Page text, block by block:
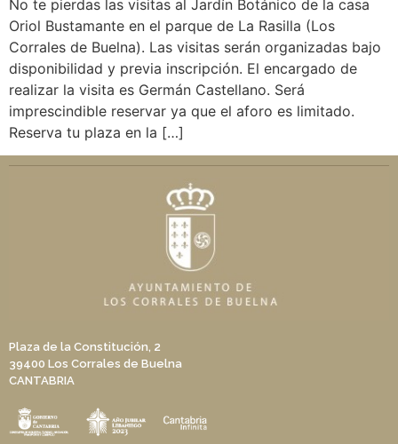
No te pierdas las visitas al Jardín Botánico de la casa
Oriol Bustamante en el parque de La Rasilla (Los
Corrales de Buelna). Las visitas serán organizadas bajo
disponibilidad y previa inscripción. El encargado de
realizar la visita es Germán Castellano. Será
imprescindible reservar ya que el aforo es limitado.
Reserva tu plaza en la […]
Plaza de la Constitución, 2
39400 Los Corrales de Buelna
CANTABRIA